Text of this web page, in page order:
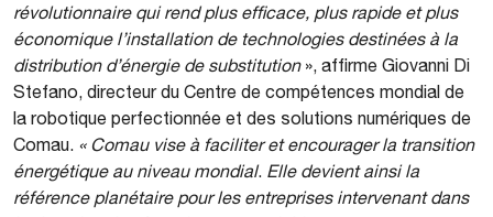
révolutionnaire qui rend plus efficace, plus rapide et plus
économique l’installation de technologies destinées à la
distribution d’énergie de substitution», affirme Giovanni Di
Stefano, directeur du Centre de compétences mondial de
la robotique perfectionnée et des solutions numériques de
Comau. « Comau vise à faciliter et encourager la transition
énergétique au niveau mondial. Elle devient ainsi la
référence planétaire pour les entreprises intervenant dans